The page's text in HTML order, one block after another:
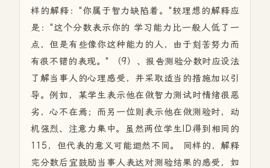
样的解释："你属于智力缺陷着。"较理想的解释应
是："这个分数表示你的 学习能力比一般人低了一
点，但是有些像你这种能力的人，由于刻苦努力而
有很不错的表现。" （9）、报告测验分数时应设法
了解当事人的心理感受，并采取适当的措施加以引
导。例如，某学生表示他在做智力测试时情绪很恶
劣，心不在焉；而另一位则表示他在做测验时，动
机强烈、注意力集中。虽然两位学生ID得到相同的
115，但代表的意义可能迴然不同。 同样的，解释
完分数后宜鼓励当事人表达对测验结果的感受，如